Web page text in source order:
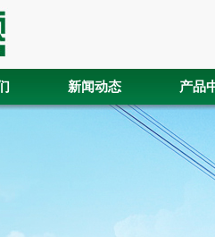
新闻动态 产品